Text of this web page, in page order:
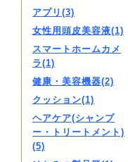
アプリ(3)
女性用頭皮美容液(1)
スマートホームカメ
ラ(1)
健康・美容機器(2)
クッション(1)
ヘアケア(シャンプ
ー・トリートメント)
(5)